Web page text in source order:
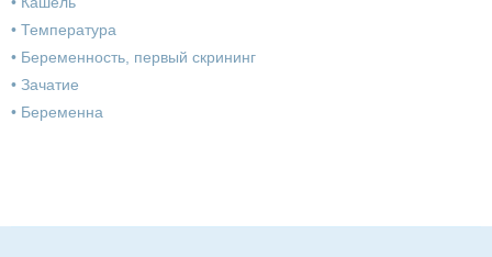
• Температура
• Беременность, первый скрининг
• Зачатие
• Беременна